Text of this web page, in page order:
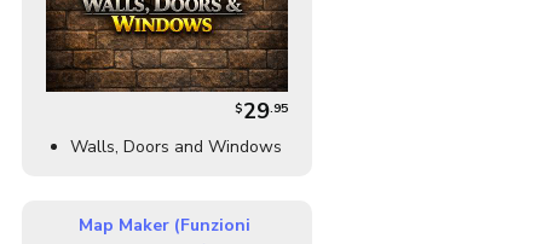
$29.95
Walls, Doors and Windows
Map Maker (Funzioni